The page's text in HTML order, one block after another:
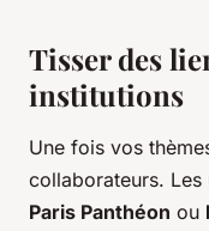
Tisser des
institutions
Une fois vos
collaborateurs. Les
Paris Panthéon ou